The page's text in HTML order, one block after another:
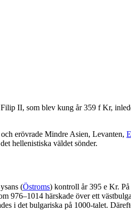
II, som blev kung år 359 f Kr,
och erövrade Mindre Asien, Levanten,
hellenistiska väldet sönder.
(Östroms) kontroll år 395 e Kr. På
976–1014 härskade över ett
i det bulgariska på 1000-talet.